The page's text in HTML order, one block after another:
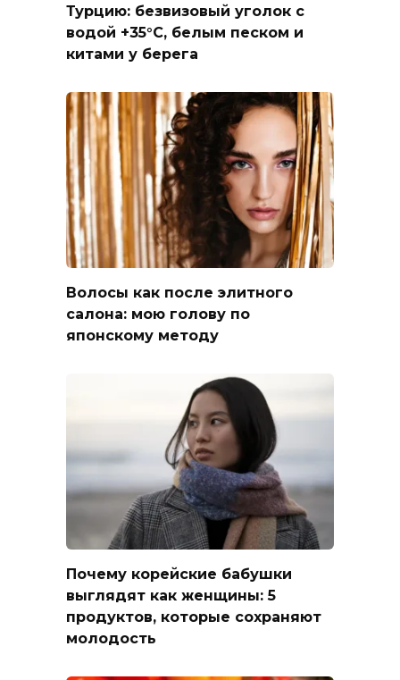
Турцию: безвизовый уголок с
водой +35°C, белым песком и
китами у берега
Волосы как после элитного
салона: мою голову по
японскому методу
Почему корейские бабушки
выглядят как женщины: 5
продуктов, которые сохраняют
молодость